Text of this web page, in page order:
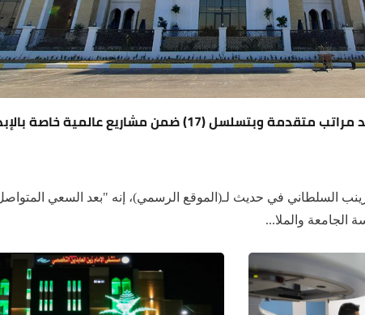
جامعة الزهراء (ع) للبنات تحصد مراتب متقدمة وبتسلسل (17) ضمن مشاريع عالمية خاصة
السلطاني في حديث لـ(الموقع الرسمي)، إنه "بعد السعي
الجامعة والملا...